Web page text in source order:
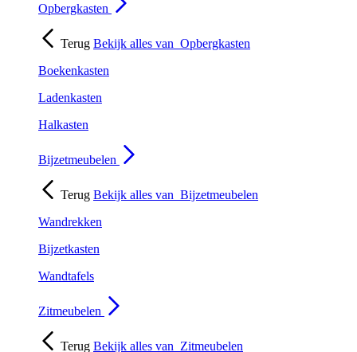
Opbergkasten
Terug Bekijk alles van Opbergkasten
Boekenkasten
Ladenkasten
Halkasten
Bijzetmeubelen
Terug Bekijk alles van Bijzetmeubelen
Wandrekken
Bijzetkasten
Wandtafels
Zitmeubelen
Terug Bekijk alles van Zitmeubelen